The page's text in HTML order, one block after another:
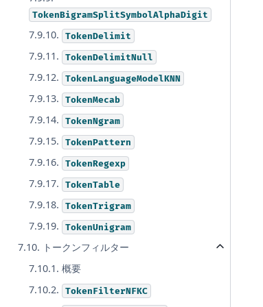
TokenBigramSplitSymbolAlphaDigit
7.9.10. TokenDelimit
7.9.11. TokenDelimitNull
7.9.12. TokenLanguageModelKNN
7.9.13. TokenMecab
7.9.14. TokenNgram
7.9.15. TokenPattern
7.9.16. TokenRegexp
7.9.17. TokenTable
7.9.18. TokenTrigram
7.9.19. TokenUnigram
7.10. トークンフィルター
7.10.1. 概要
7.10.2.
TokenFilterNFKC